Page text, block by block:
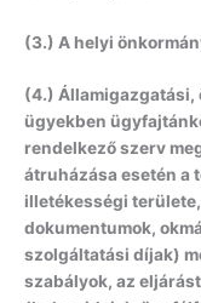
(3.) A helyi
(4.) Államigazgatási,
ügyekben
rendelkező szerv
átruházása esetén a
illetékességi
dokumentumok,
szolgáltatási díjak)
szabályok, az